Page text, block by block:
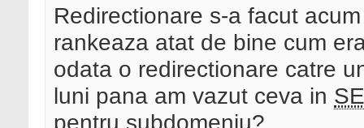
Redirectionare s-a facut
rankeaza atat de bine cum
odata o redirectionare catre
luni pana am vazut ceva in
pentru subdomeniu?